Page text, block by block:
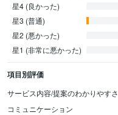
星4 (良かった)
星3 (普通)
星2 (悪かった)
星1 (非常に悪かった)
項目別評価
サービス内容/提案のわかりやすさ
コミュニケーション